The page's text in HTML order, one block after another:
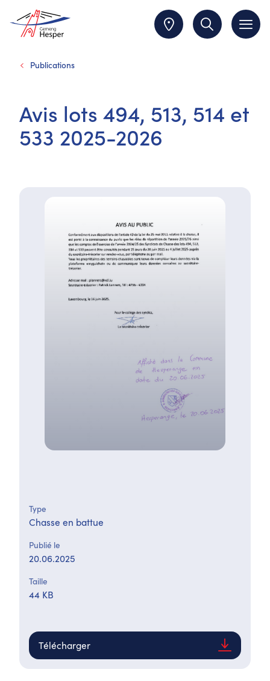
Publications
Avis lots 494, 513, 514 et
533 2025-2026
Type
Chasse en battue
Publié le
20.06.2025
Taille
44 KB
Télécharger